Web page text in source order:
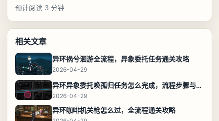
预计阅读 3 分钟
相关文章
异环祸兮洄游全流程，异象委托任务通关攻略
2026-04-29
异环异象委托唤孤归任务怎么完成，流程步骤与位置攻略
2026-04-29
异环咖啡机关枪怎么过，全流程通关攻略